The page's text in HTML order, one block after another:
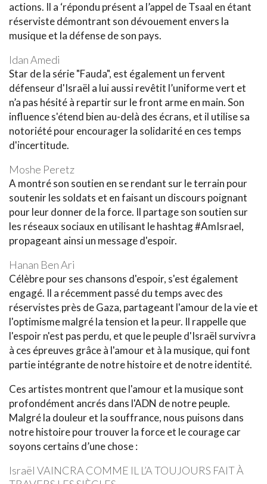
actions. Il a ‘répondu présent a l’appel de Tsaal en étant
réserviste démontrant son dévouement envers la
musique et la défense de son pays.
Idan Amedi
Star de la série "Fauda", est également un fervent
défenseur d'Israël a lui aussi revêtit l’uniforme vert et
n’a pas hésité à repartir sur le front arme en main. Son
influence s'étend bien au-delà des écrans, et il utilise sa
notoriété pour encourager la solidarité en ces temps
d'incertitude.
Moshe Peretz
A montré son soutien en se rendant sur le terrain pour
soutenir les soldats et en faisant un discours poignant
pour leur donner de la force. Il partage son soutien sur
les réseaux sociaux en utilisant le hashtag #AmIsrael,
propageant ainsi un message d'espoir.
Hanan Ben Ari
Célèbre pour ses chansons d'espoir, s'est également
engagé. Il a récemment passé du temps avec des
réservistes près de Gaza, partageant l'amour de la vie et
l'optimisme malgré la tension et la peur. Il rappelle que
l'espoir n'est pas perdu, et que le peuple d'Israël survivra
à ces épreuves grâce à l'amour et à la musique, qui font
partie intégrante de notre histoire et de notre identité.
Ces artistes montrent que l'amour et la musique sont
profondément ancrés dans l'ADN de notre peuple.
Malgré la douleur et la souffrance, nous puisons dans
notre histoire pour trouver la force et le courage car
soyons certains d’une chose :
Israël VAINCRA COMME IL L’A TOUJOURS FAIT À